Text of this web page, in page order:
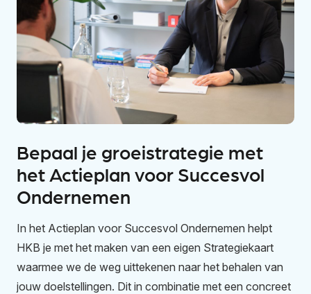
Bepaal je groeistrategie met
het Actieplan voor Succesvol
Ondernemen
In het Actieplan voor Succesvol Ondernemen helpt
HKB je met het maken van een eigen Strategiekaart
waarmee we de weg uittekenen naar het behalen van
jouw doelstellingen. Dit in combinatie met een concreet